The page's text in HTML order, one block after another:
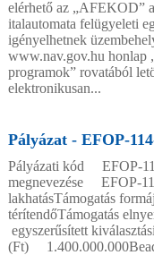
elérhető az „AFEKOD”
italautomata felügyeleti
igényelhetnek
www.nav.gov.hu honlap
programok” rovatából
elektronikusan...
Pályázat - EFOP-
Pályázati kód EFOP-
megnevezése EFOP-
lakhatásTámogatás
térítendőTámogatás
egyszerűsített
(Ft)